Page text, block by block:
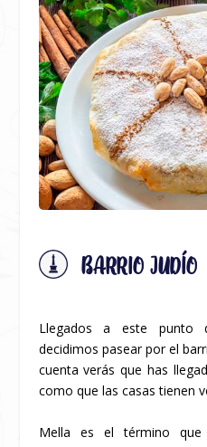
BARRIO JUDÍO
Llegados a este punto
decidimos pasear por el
cuenta verás que has
como que las casas tienen
Mella es el término